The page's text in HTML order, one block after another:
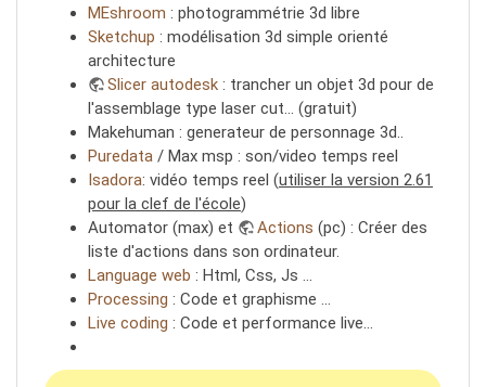
MEshroom : photogrammétrie 3d libre
Sketchup : modélisation 3d simple orienté
architecture
Slicer autodesk : trancher un objet 3d pour de
l'assemblage type laser cut… (gratuit)
Makehuman : generateur de personnage 3d..
Puredata / Max msp : son/video temps reel
Isadora: vidéo temps reel (utiliser la version 2.61
pour la clef de l'école)
Automator (max) et
Actions (pc) : Créer des
liste d'actions dans son ordinateur.
Language web : Html, Css, Js …
Processing : Code et graphisme …
Live coding : Code et performance live…